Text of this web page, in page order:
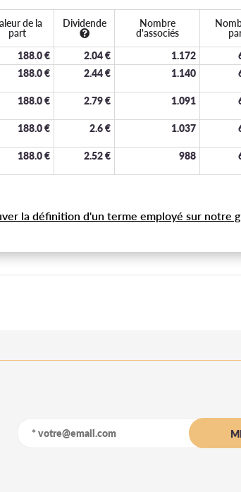
de la
part
Dividende
Nombre
d'associés
188.0€ 2.04€ 1.172
188.0€ 2.44€ 1.140
188.0€ 2.79€ 1.091
188.0€ 2.6€ 1.037
188.0€ 2.52€ 988
la définition d'un terme employé sur notre